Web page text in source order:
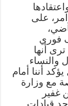
على
فوري
أنها
والنساء
أننا أمام
مع وزارة
غفير
قيادات